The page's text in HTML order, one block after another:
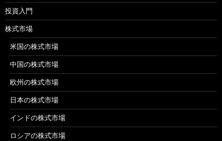
投資入門
株式市場
米国の株式市場
中国の株式市場
欧州の株式市場
日本の株式市場
インドの株式市場
ロシアの株式市場